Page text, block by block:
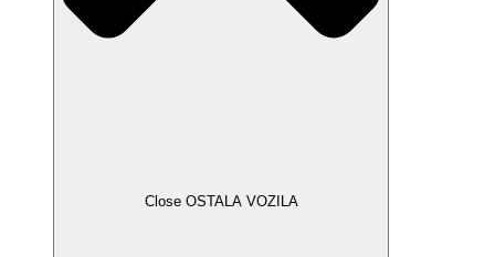
Close OSTALA VOZILA